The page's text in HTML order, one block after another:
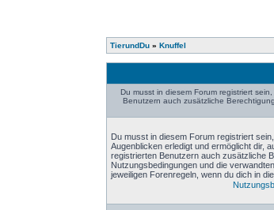
TierundDu »Knuffel
Du musst in diesem Forum registriert
Benutzern auch zusätzliche
Du musst in diesem Forum registriert
Augenblicken erledigt und ermöglicht dir,
registrierten Benutzern auch zusätzliche
Nutzungsbedingungen und die
jeweiligen Forenregeln, wenn du dich in